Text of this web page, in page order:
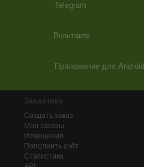
Telegram
Вконтакте
Приложение для Android
Заказчику
Создать заказ
Мои заказы
Извещения
Пополнить счёт
Статистика